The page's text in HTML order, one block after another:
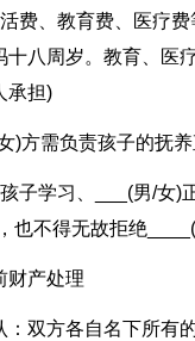
费、教育费、医疗
十八周岁。教育、医
承担)
)方需负责孩子的抚
子学习、___(男/女)
也不得无故拒绝____(
财产处理
：双方各自名下所有